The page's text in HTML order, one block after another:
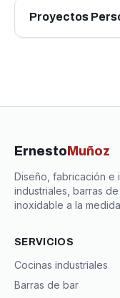
Proyectos
Ernesto Muñoz
Diseño, fabricación e
industriales, barras
inoxidable a la
SERVICIOS
Cocinas industriales
Barras de bar